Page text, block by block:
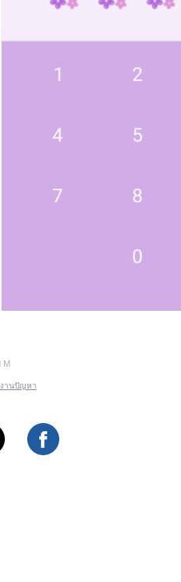
M
านปัญหา